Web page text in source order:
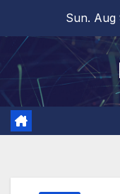
content
Sun. Aug